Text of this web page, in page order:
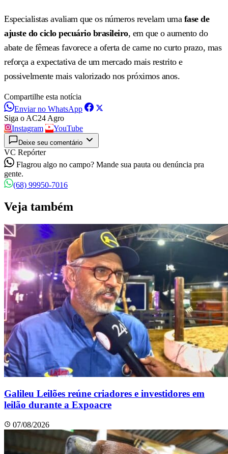
Especialistas avaliam que os números revelam uma fase de
ajuste do ciclo pecuário brasileiro, em que o aumento do
abate de fêmeas favorece a oferta de carne no curto prazo, mas
reforça a expectativa de um mercado mais restrito e
possivelmente mais valorizado nos próximos anos.
Compartilhe esta notícia
Enviar no WhatsApp
Siga o AC24 Agro
Instagram
YouTube
Deixe seu comentário
VC Repórter
Flagrou algo no campo? Mande sua pauta ou denúncia pra
gente.
(68) 99950-7016
Veja também
Galileu Leilões reúne criadores e investidores em
leilão durante a Expoacre
07/08/2026